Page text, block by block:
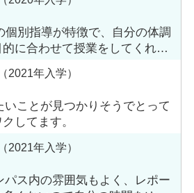
個別指導が特徴で、自分の体調
に合わせて授業をしてくれま
（2021年入学）
いことが見つかりそうでとって
してます。
（2021年入学）
パス内の雰囲気もよく、レポー